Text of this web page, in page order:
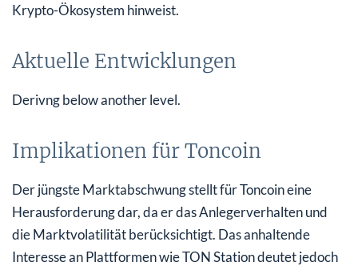
Krypto-Ökosystem hinweist.
Aktuelle Entwicklungen
Derivng below another level.
Implikationen für Toncoin
Der jüngste Marktabschwung stellt für Toncoin eine
Herausforderung dar, da er das Anlegerverhalten und
die Marktvolatilität berücksichtigt. Das anhaltende
Interesse an Plattformen wie TON Station deutet jedoch